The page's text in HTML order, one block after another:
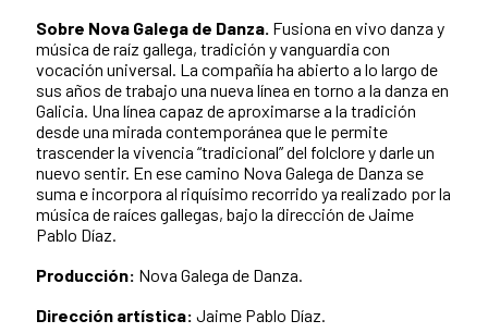
Sobre Nova Galega de Danza. Fusiona en vivo danza y
música de raíz gallega, tradición y vanguardia con
vocación universal. La compañía ha abierto a lo largo de
sus años de trabajo una nueva línea en torno a la danza en
Galicia. Una línea capaz de aproximarse a la tradición
desde una mirada contemporánea que le permite
trascender la vivencia “tradicional” del folclore y darle un
nuevo sentir. En ese camino Nova Galega de Danza se
suma e incorpora al riquísimo recorrido ya realizado por la
música de raíces gallegas, bajo la dirección de Jaime
Pablo Díaz.
Producción: Nova Galega de Danza.
Dirección artística: Jaime Pablo Díaz.